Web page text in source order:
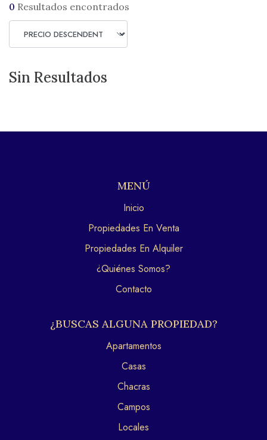
0 Resultados encontrados
Sin Resultados
MENÚ
Inicio
Propiedades En Venta
Propiedades En Alquiler
¿Quiénes Somos?
Contacto
¿BUSCAS ALGUNA PROPIEDAD?
Apartamentos
Casas
Chacras
Campos
Locales